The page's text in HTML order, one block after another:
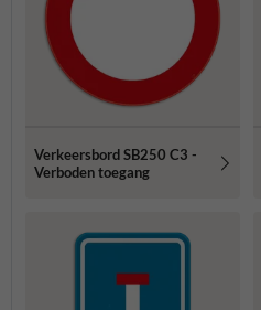
Verkeersbord SB250 C3 -
Verboden toegang